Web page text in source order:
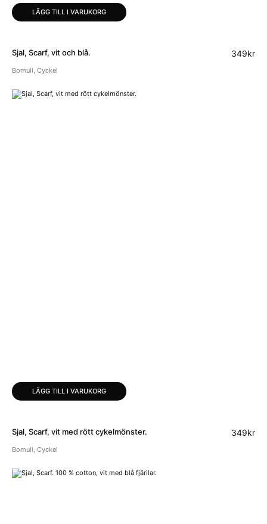
LÄGG TILL I VARUKORG
Sjal, Scarf, vit och blå. 349kr
Bomull Cyckel
LÄGG TILL I VARUKORG
Sjal, Scarf, vit med rött cykelmönster. 349kr
Bomull Cyckel